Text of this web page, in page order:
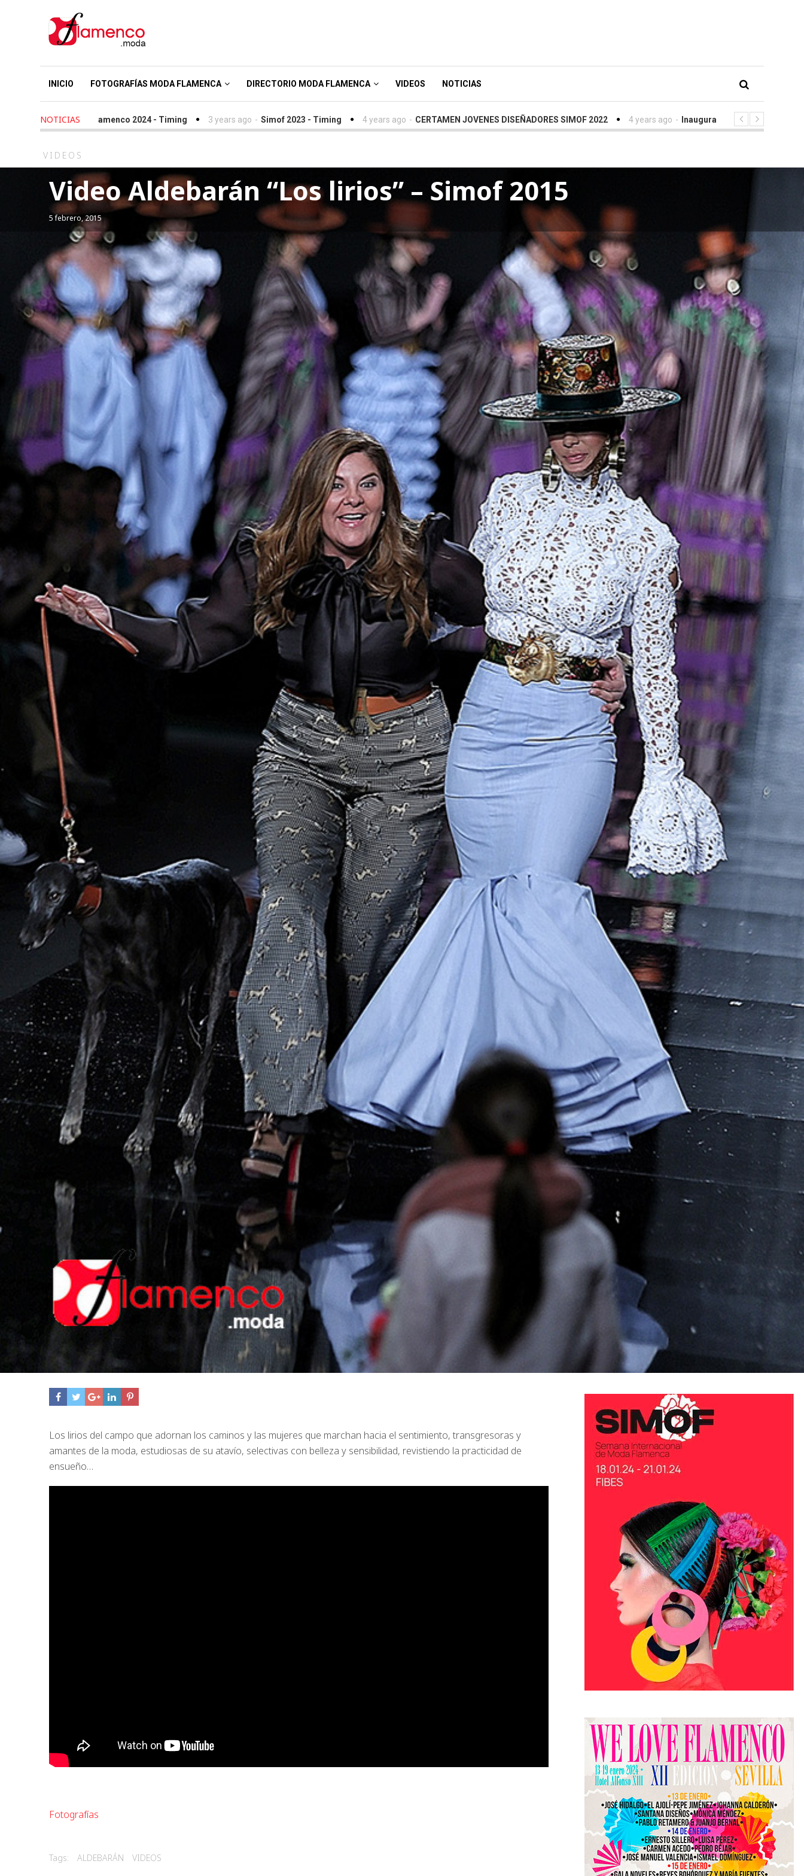
INICIO FOTOGRAFÍAS MODA FLAMENCA DIRECTORIO MODA FLAMENCA VIDEOS NOTICIAS
NOTICIAS
We Love Flamenco 2024 - Timing 3 years ago - Simof 2023 - Timing 4 years ago - CERTAMEN JOVENES DISEÑADORES SIMOF 2022 4 years ago - Inauguración SIMOF con Eva González y
VIDEOS
Video Aldebarán “Los lirios” – Simof 2015
5 febrero, 2015
Los lirios del campo que adornan los caminos y las mujeres que marchan hacia el sentimiento, transgresoras y
amantes de la moda, estudiosas de su atavío, selectivas con belleza y sensibilidad, revistiendo la practicidad de
ensueño…
Fotografías
Tags: ALDEBARÁN VIDEOS